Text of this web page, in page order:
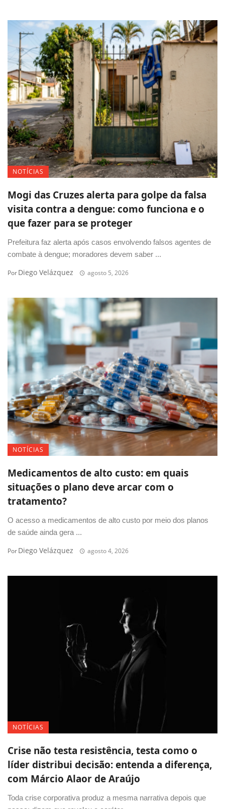
NOTÍCIAS
Mogi das Cruzes alerta para golpe da falsa
visita contra a dengue: como funciona e o
que fazer para se proteger
Prefeitura faz alerta após casos envolvendo falsos agentes de
combate à dengue; moradores devem saber ...
PorDiego Velázquez agosto 5, 2026
NOTÍCIAS
Medicamentos de alto custo: em quais
situações o plano deve arcar com o
tratamento?
O acesso a medicamentos de alto custo por meio dos planos
de saúde ainda gera ...
PorDiego Velázquez agosto 4, 2026
NOTÍCIAS
Crise não testa resistência, testa como o
líder distribui decisão: entenda a diferença,
com Márcio Alaor de Araújo
Toda crise corporativa produz a mesma narrativa depois que